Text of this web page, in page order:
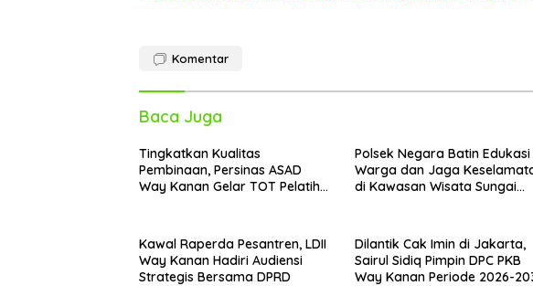
Komentar
Baca Juga
Tingkatkan Kualitas
Pembinaan, Persinas ASAD
Way Kanan Gelar TOT Pelatih
Polsek Negara Batin Edukasi
Warga dan Jaga
di Kawasan Wisata Sungai
Kawal Raperda Pesantren, LDII
Way Kanan Hadiri Audiensi
Strategis Bersama DPRD
Dilantik Cak Imin di Jakarta,
Sairul Sidiq Pimpin DPC PKB
Way Kanan Periode 2026-